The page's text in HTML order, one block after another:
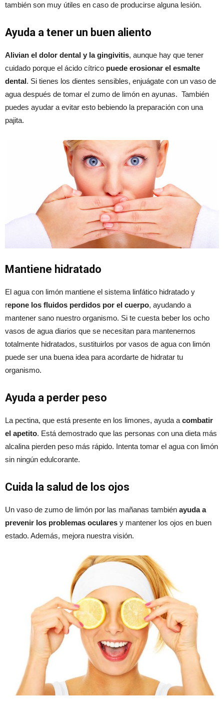
también son muy útiles en caso de producirse alguna lesión.
Ayuda a tener un buen aliento
Alivian el dolor dental y la gingivitis, aunque hay que tener
cuidado porque el ácido cítrico puede erosionar el esmalte
dental. Si tienes los dientes sensibles, enjuágate con un vaso de
agua después de tomar el zumo de limón en ayunas. También
puedes ayudar a evitar esto bebiendo la preparación con una
pajita.
Mantiene hidratado
El agua con limón mantiene el sistema linfático hidratado y
repone los fluidos perdidos por el cuerpo, ayudando a
mantener sano nuestro organismo. Si te cuesta beber los ocho
vasos de agua diarios que se necesitan para mantenernos
totalmente hidratados, sustituirlos por vasos de agua con limón
puede ser una buena idea para acordarte de hidratar tu
organismo.
Ayuda a perder peso
La pectina, que está presente en los limones, ayuda a combatir
el apetito. Está demostrado que las personas con una dieta más
alcalina pierden peso más rápido. Intenta tomar el agua con limón
sin ningún edulcorante.
Cuida la salud de los ojos
Un vaso de zumo de limón por las mañanas también ayuda a
prevenir los problemas oculares y mantener los ojos en buen
estado. Además, mejora nuestra visión.